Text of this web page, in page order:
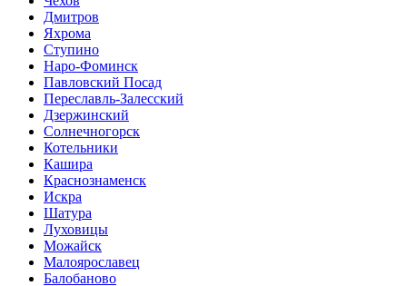
Дмитров
Яхрома
Ступино
Наро-Фоминск
Павловский Посад
Переславль-Залесский
Дзержинский
Солнечногорск
Котельники
Кашира
Краснознаменск
Искра
Шатура
Луховицы
Можайск
Малоярославец
Балобаново